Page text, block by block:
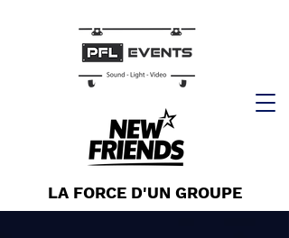
LA FORCE D'UN GROUPE